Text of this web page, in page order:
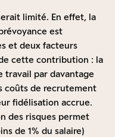
limité. En effet, la
est
et deux facteurs
cette contribution : la
travail par davantage
coûts de recrutement
fidélisation accrue.
des risques permet
de 1% du salaire)